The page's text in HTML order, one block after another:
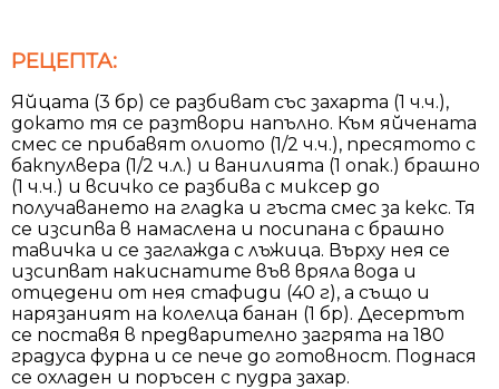
РЕЦЕПТА:
Яйцата (3 бр) се разбиват със захарта (1 ч.ч.),
докато тя се разтвори напълно. Към яйчената
смес се прибавят олиото (1/2 ч.ч.), пресятото с
бакпулвера (1/2 ч.л.) и ванилията (1 опак.) брашно
(1 ч.ч.) и всичко се разбива с миксер до
получаването на гладка и гъста смес за кекс. Тя
се изсипва в намаслена и посипана с брашно
тавичка и се заглажда с лъжица. Върху нея се
изсипват накиснатите във вряла вода и
отцедени от нея стафиди (40 г), а също и
нарязаният на колелца банан (1 бр). Десертът
се поставя в предварително загрята на 180
градуса фурна и се пече до готовност. Поднася
се охладен и поръсен с пудра захар.